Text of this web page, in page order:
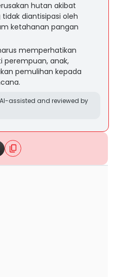
hutan akibat
diantisipasi oleh
ketahanan pangan
memperhatikan
perempuan, anak,
pemulihan kepada
assisted and reviewed by